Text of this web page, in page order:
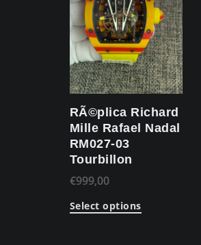
RÃ©plica Richard
Mille Rafael Nadal
RM027-03
Tourbillon
€999,00
Select options